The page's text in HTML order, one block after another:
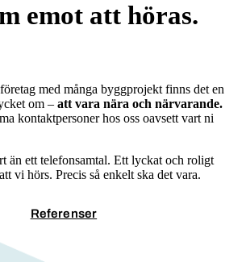
emot att höras.
med många byggprojekt finns det en
om – att vara nära och närvarande.
kontaktpersoner hos oss oavsett vart ni
än ett telefonsamtal. Ett lyckat och roligt
vi hörs. Precis så enkelt ska det vara.
Referenser